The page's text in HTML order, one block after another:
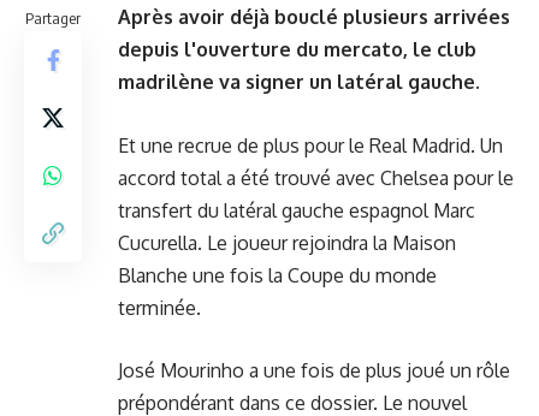
Partager
Après avoir déjà bouclé plusieurs arrivées
depuis l'ouverture du mercato, le club
madrilène va signer un latéral gauche.
Et une recrue de plus pour le Real Madrid. Un
accord total a été trouvé avec Chelsea pour le
transfert du latéral gauche espagnol Marc
Cucurella. Le joueur rejoindra la Maison
Blanche une fois la Coupe du monde
terminée.
José Mourinho a une fois de plus joué un rôle
prépondérant dans ce dossier. Le nouvel